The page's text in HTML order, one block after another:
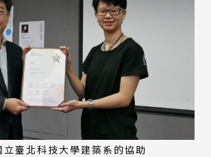
臺北科技大學建築系的協助